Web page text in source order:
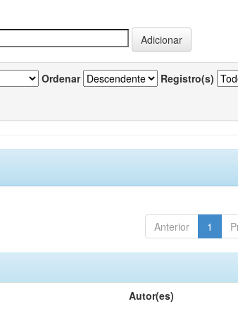
Ordenar Registro(s)
Anterior 1
Autor(es)